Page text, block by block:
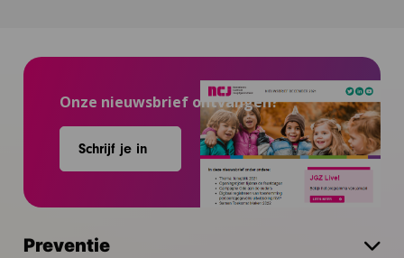
Onze nieuwsbrief ontvangen?
Schrijf je in
Preventie